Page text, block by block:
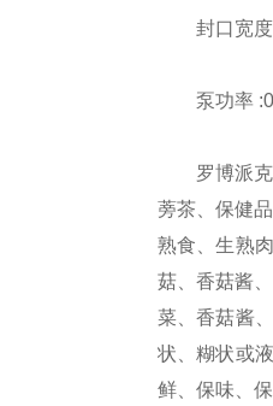
封口宽度
泵功率
罗博派克电
蒡茶、保健
熟食、生熟
菇、香菇酱
菜、香菇酱
状、糊状或
鲜、保味、